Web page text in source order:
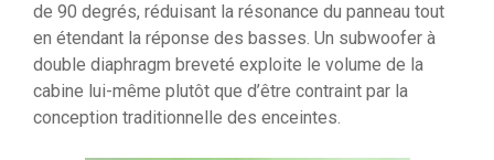
de 90 degrés, réduisant la résonance du panneau tout
en étendant la réponse des basses. Un subwoofer à
double diaphragm breveté exploite le volume de la
cabine lui-même plutôt que d’être contraint par la
conception traditionnelle des enceintes.